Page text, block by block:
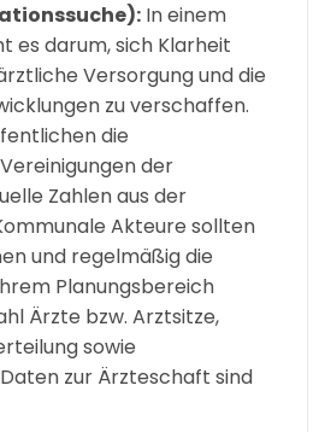
In einem
es darum, sich Klarheit
Versorgung und die
zu verschaffen.
die
der
Zahlen aus der
Akteure sollten
und regelmäßig die
Planungsbereich
Ärzte bzw. Arztsitze,
sowie
zur Ärzteschaft sind